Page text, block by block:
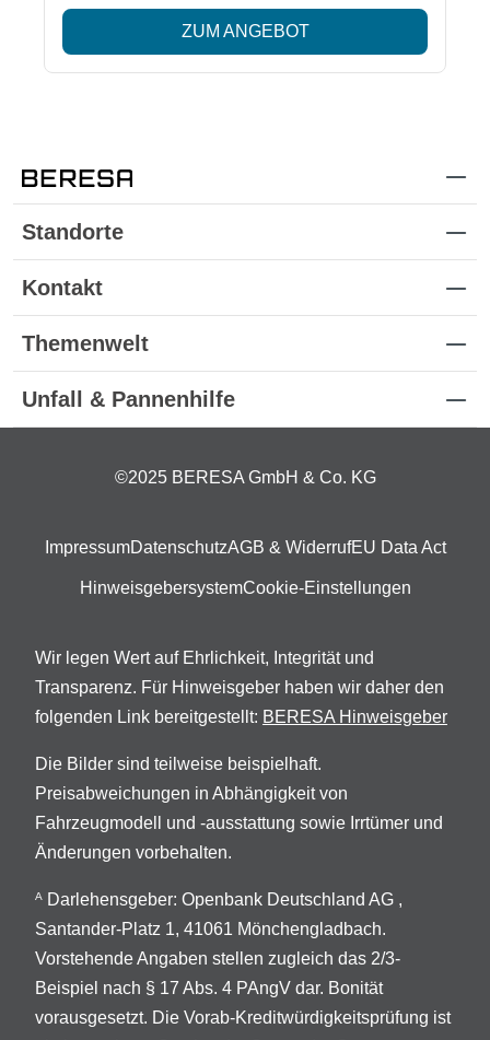
ZUM ANGEBOT
Standorte
Kontakt
Themenwelt
Unfall & Pannenhilfe
©2025 BERESA GmbH & Co. KG
ImpressumDatenschutzAGB & WiderrufEU Data Act
HinweisgebersystemCookie-Einstellungen
Wir legen Wert auf Ehrlichkeit, Integrität und
Transparenz. Für Hinweisgeber haben wir daher den
folgenden Link bereitgestellt: BERESA Hinweisgeber
Die Bilder sind teilweise beispielhaft.
Preisabweichungen in Abhängigkeit von
Fahrzeugmodell und -ausstattung sowie Irrtümer und
Änderungen vorbehalten.
A Darlehensgeber: Openbank Deutschland AG ,
Santander-Platz 1, 41061 Mönchengladbach.
Vorstehende Angaben stellen zugleich das 2/3-
Beispiel nach § 17 Abs. 4 PAngV dar. Bonität
vorausgesetzt. Die Vorab-Kreditwürdigkeitsprüfung ist